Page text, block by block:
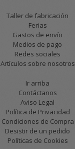
Taller de fabricación
Ferias
Gastos de envío
Medios de pago
Redes sociales
Artículos sobre nosotros
Ir arriba
Contáctanos
Aviso Legal
Política de Privacidad
Condiciones de Compra
Desistir de un pedido
Políticas de Cookies